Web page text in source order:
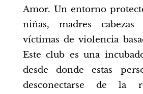
Amor. Un entorno
niñas, madres
víctimas de violencia
Este club es una
desde donde estas
desconectarse de la